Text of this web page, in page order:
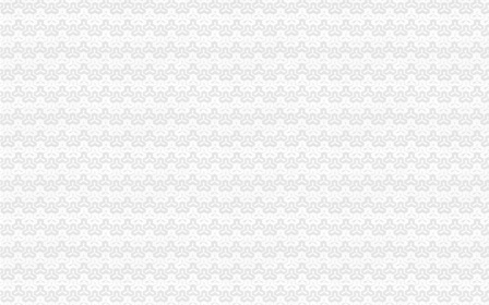
市一般纳税人认定标准局机关召开保密示教育学习会
铜梁县工商局一般纳税人公司注册索建立新型目标考核机制
市一般纳税人怎么交税工商局机关青年志愿者服务队成立
重庆市一般纳税人公司注册工商局被列为国家电子政务信息安全试点单位
全市怎么注册一般纳税人工商系统第四期青干班开学
武隆县工商局一般纳税人怎么交税开展户外广告专项整
丰都县消委会成功处理一起摩托车质量投诉案
綦江县工商局一般纳税人怎么交税组织行政处罚案件评查会
奉节县工商局一般纳税人认定标准开展信用信息大练培训工作
合川市一般纳税人认定标准工商局信息化应用大练以训促练见成效
工商动态
江津局代办一般纳税人四个坚持狠抓机关作风建设
巴南局认真达全市一般纳税人认定标准工商工作会议精